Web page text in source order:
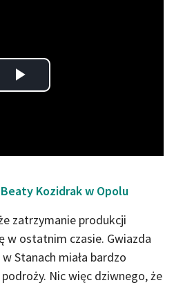
Play
Kozidrak w Opolu
zatrzymanie produkcji
w ostatnim czasie. Gwiazda
Stanach miała bardzo
Nic więc dziwnego, że